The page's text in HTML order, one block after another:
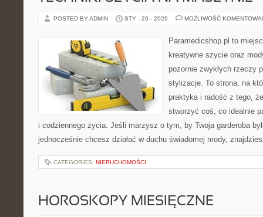
POSTED BY ADMIN STY - 26 - 2026 MOŻLIWOŚĆ
Paramedicshop.pl to
kreatywne szycie oraz
pozornie zwykłych rzeczy
stylizacje. To strona, na
praktyka i radość z tego,
stworzyć coś, co idealnie
i codziennego życia. Jeśli marzysz o tym, by Twoja garderoba
jednocześnie chcesz działać w duchu świadomej mody,
CATEGORIES: NIERUCHOMOŚCI
HOROSKOPY MIESIĘCZNE